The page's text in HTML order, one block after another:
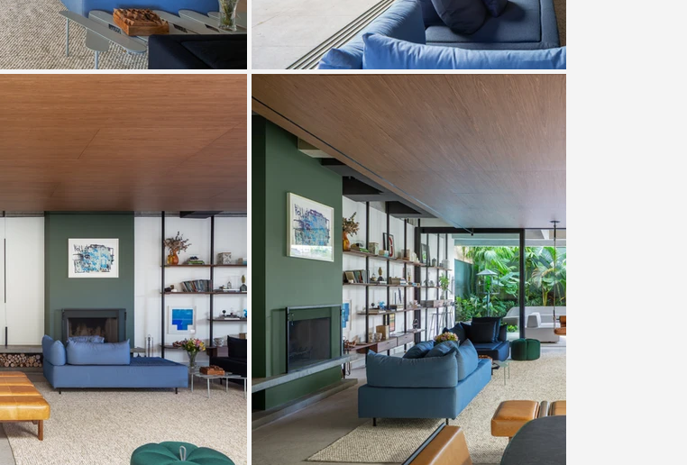
A Casa MK é um reflexo da arquitetura como experiência: adaptável, integrada e
celebrativa — em cada detalhe do dia a dia.